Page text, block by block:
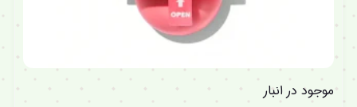
موجود در انبار